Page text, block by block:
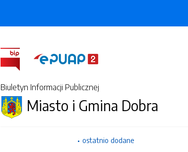
Biuletyn Informacji Publicznej
Miasto i Gmina Dobra
ostatnio dodane